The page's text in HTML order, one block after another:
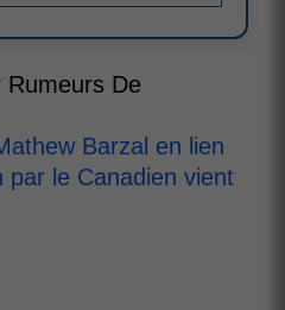
De
Barzal en lien
par le Canadien vient